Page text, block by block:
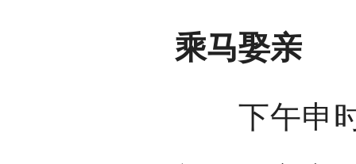
乘马娶亲
下午申时